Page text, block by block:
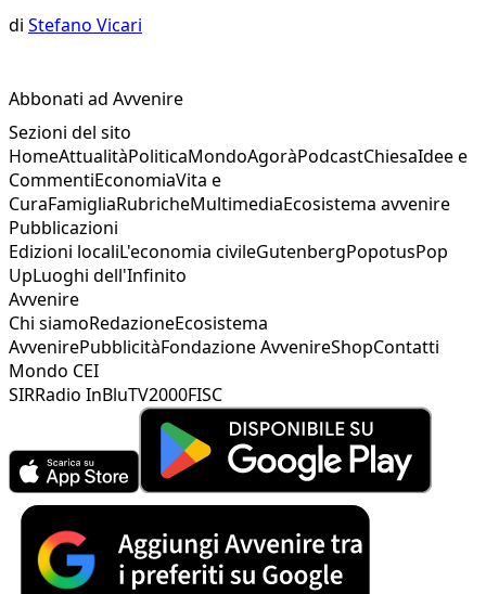
di Stefano Vicari
Abbonati ad Avvenire
Sezioni del sito
HomeAttualitàPoliticaMondoAgoràPodcastChiesaIdee e
CommentiEconomiaVita e
CuraFamigliaRubricheMultimediaEcosistema avvenire
Pubblicazioni
Edizioni localiL'economia civileGutenbergPopotusPop
UpLuoghi dell'Infinito
Avvenire
Chi siamoRedazioneEcosistema
AvvenirePubblicitàFondazione AvvenireShopContatti
Mondo CEI
SIRRadio InBluTV2000FISC